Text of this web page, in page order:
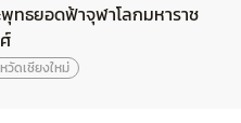
ทธยอดฟ้าจุฬาโลกมหาราช
ดเชียงใหม่